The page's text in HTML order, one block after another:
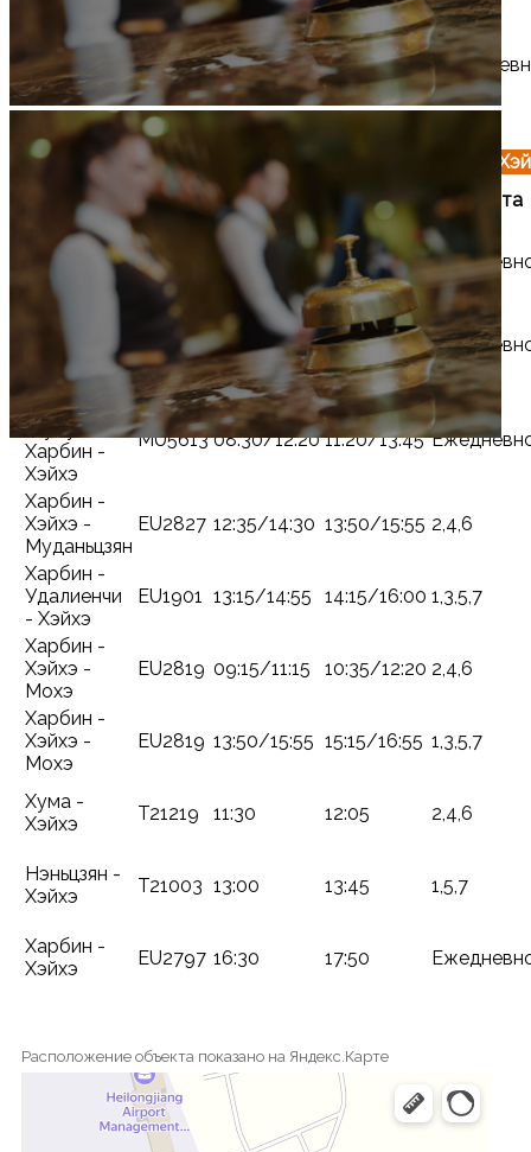
Хэйхэ -
Харбин
EU2798 18:30 19:40
Расписание прибытия рейсов в аэропорт
Маршрут
Номер
рейса
Время
вылета
Время
прибытия
Частота
Харбин -
EU2795 07:40 08:50
(Дасин) -
Хэйхэ
CZ6657 07:00/10:15 09:15/11:35
Шанхай
(Пудун) -
Харбин -
Хэйхэ
MU5613 08:30/12:20 11:20/13:45
Харбин -
Хэйхэ -
Муданьцзян
EU2827 12:35/14:30 13:50/15:55 2,4,6
Харбин -
Удалиенчи
- Хэйхэ
EU1901 13:15/14:55 14:15/16:00 1,3,5,7
Харбин -
Хэйхэ -
Мохэ
EU2819 09:15/11:15 10:35/12:20 2,4,6
Харбин -
Хэйхэ -
Мохэ
EU2819 13:50/15:55 15:15/16:55 1,3,5,7
Хума -
Хэйхэ
T21219 11:30 12:05 2,4,6
Нэньцзян -
Хэйхэ
T21003 13:00 13:45 1,5,7
Харбин -
Хэйхэ
EU2797 16:30 17:50
Расположение объекта показано на Яндекс.Карте